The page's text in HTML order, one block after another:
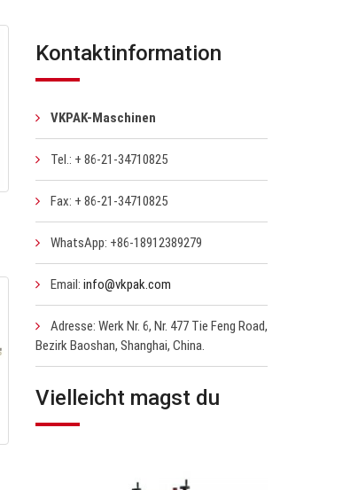
Kontaktinformation
VKPAK-Maschinen
Tel.: + 86-21-34710825
Fax: + 86-21-34710825
WhatsApp: +86-18912389279
Email: info@vkpak.com
Adresse: Werk Nr. 6, Nr. 477 Tie Feng Road,
Bezirk Baoshan, Shanghai, China.
Vielleicht magst du